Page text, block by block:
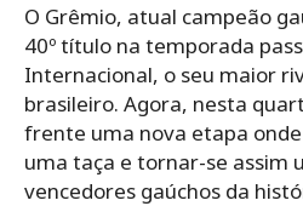
O Grêmio, atual campeão
40º título na temporada
Internacional, o seu maior
brasileiro. Agora, nesta
frente uma nova etapa
uma taça e tornar-se assim
vencedores gaúchos da